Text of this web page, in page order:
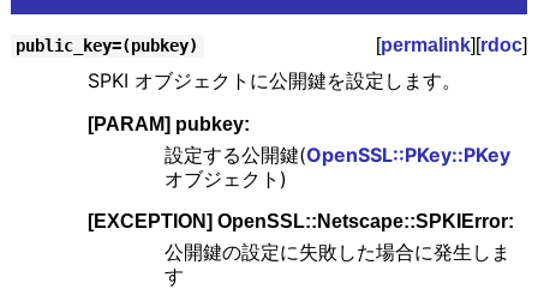
public_key=(pubkey) [permalink][rdoc]
SPKI オブジェクトに公開鍵を設定します。
[PARAM] pubkey:
設定する公開鍵(OpenSSL::PKey::PKey
オブジェクト)
[EXCEPTION] OpenSSL::Netscape::SPKIError:
公開鍵の設定に失敗した場合に発生しま
す